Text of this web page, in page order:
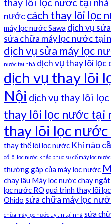
nước cách thay lõi lọc
máy lọc nước Sawa dịch vụ
sửa chữa máy lọc nước tại
dịch vụ sửa máy lọc
nước tại nhà dịch vụ thay lõi lọc
dịch vụ thay lõi
Nội dịch vụ thay lõi
thay lõi lọc nước tại
thay lõi lọc
thay thế lõi lọc nước Khi nào
cố lõi lọc nước khắc phục sự cố máy lọc nước
thường gặp của máy lọc nước
chạy lâu Máy lọc nước chạy
lọc nước RO quá trình thay lõi lọc
Ohido sửa chữa máy lọc
chữa máy lọc nước uy tín tại nhà sửa